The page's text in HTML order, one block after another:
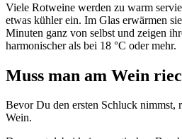
Viele Rotweine werden zu warm
etwas kühler ein. Im Glas erwärmen
Minuten ganz von selbst und zeigen
harmonischer als bei 18 °C oder mehr.
Muss man am Wein
Bevor Du den ersten Schluck nimmst,
Wein.